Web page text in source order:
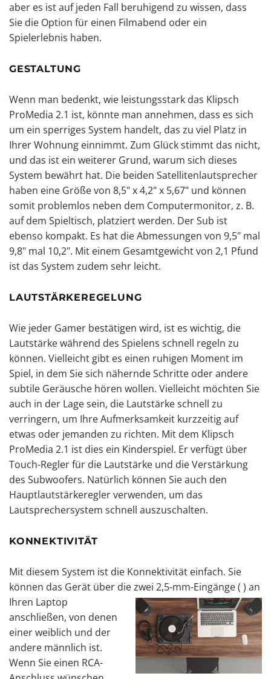
aber es ist auf jeden Fall beruhigend zu wissen, dass
Sie die Option für einen Filmabend oder ein
Spielerlebnis haben.
GESTALTUNG
Wenn man bedenkt, wie leistungsstark das Klipsch
ProMedia 2.1 ist, könnte man annehmen, dass es sich
um ein sperriges System handelt, das zu viel Platz in
Ihrer Wohnung einnimmt. Zum Glück stimmt das nicht,
und das ist ein weiterer Grund, warum sich dieses
System bewährt hat. Die beiden Satellitenlautsprecher
haben eine Größe von 8,5" x 4,2" x 5,67" und können
somit problemlos neben dem Computermonitor, z. B.
auf dem Spieltisch, platziert werden. Der Sub ist
ebenso kompakt. Es hat die Abmessungen von 9,5" mal
9,8" mal 10,2". Mit einem Gesamtgewicht von 2,1 Pfund
ist das System zudem sehr leicht.
LAUTSTÄRKEREGELUNG
Wie jeder Gamer bestätigen wird, ist es wichtig, die
Lautstärke während des Spielens schnell regeln zu
können. Vielleicht gibt es einen ruhigen Moment im
Spiel, in dem Sie sich nähernde Schritte oder andere
subtile Geräusche hören wollen. Vielleicht möchten Sie
auch in der Lage sein, die Lautstärke schnell zu
verringern, um Ihre Aufmerksamkeit kurzzeitig auf
etwas oder jemanden zu richten. Mit dem Klipsch
ProMedia 2.1 ist dies ein Kinderspiel. Er verfügt über
Touch-Regler für die Lautstärke und die Verstärkung
des Subwoofers. Natürlich können Sie auch den
Hauptlautstärkeregler verwenden, um das
Lautsprechersystem schnell auszuschalten.
KONNEKTIVITÄT
Mit diesem System ist die Konnektivität einfach. Sie
können das Gerät über die zwei 2,5-mm-Eingänge ( ) an
Ihren Laptop
anschließen, von denen
einer weiblich und der
andere männlich ist.
Wenn Sie einen RCA-